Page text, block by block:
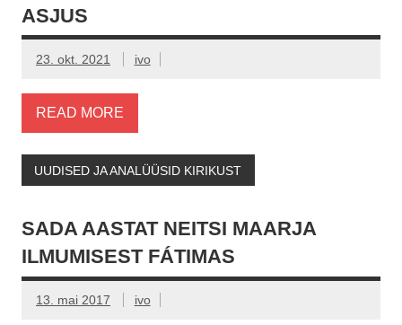
ASJUS
23. okt. 2021 ivo
READ MORE
UUDISED JA ANALÜÜSID KIRIKUST
SADA AASTAT NEITSI MAARJA
ILMUMISEST FÁTIMAS
13. mai 2017 ivo